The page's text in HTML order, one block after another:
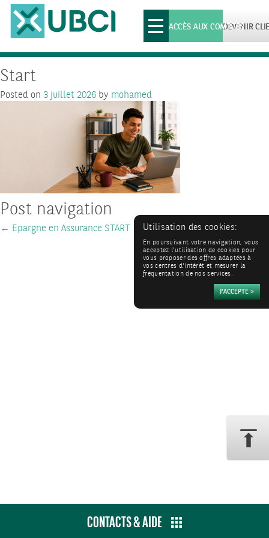
Toggle
navigationDEVENIR
ACCÈS AUX COMPTES
Start
Posted on 3 juillet 2026 by mohamed
Post navigation
← Epargne en Assurance START
CONTACTS & AIDE
Utilisation des cookies:
En poursuivant votre navigation, vous
acceptez l'utilisation de cookies pour
vous proposer des offres adaptées à
vos centres d'intérêt et mesurer la
fréquentation de nos services.